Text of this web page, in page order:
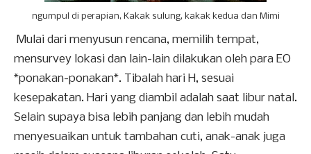
ngumpul di perapian, Kakak sulung, kakak kedua dan Mimi
Mulai dari menyusun rencana, memilih tempat,
mensurvey lokasi dan lain-lain dilakukan oleh para EO
*ponakan-ponakan*. Tibalah hari H, sesuai
kesepakatan. Hari yang diambil adalah saat libur natal.
Selain supaya bisa lebih panjang dan lebih mudah
menyesuaikan untuk tambahan cuti, anak-anak juga